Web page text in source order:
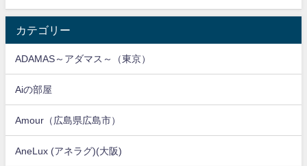
カテゴリー
ADAMAS～アダマス～（東京）
Aiの部屋
Amour（広島県広島市）
AneLux (アネラグ)(大阪)